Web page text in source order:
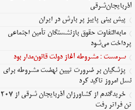
مرزهای اربعینی
تهران کوتاه نیامد، واشنگتن عقب نشست؛
روایت نیویورک‌تایمز از فرسایش گزینه‌های
آمریکا
مراسم عزاداری اربعین حسینی در کربلای
معلی/تصویری
آذربایجان‌شرقی
پیش‌ بینی پاییز پر بارش در ایران
مابه‌التفاوت حقوق بازنشستگان تأمین اجتماعی
پرداخت می‌شود
سرمست : مشروطه آغاز دولت قانون‌مدار بود
پزشکیان بر ضرورت تبیین نهضت مشروطه برای
نسل امروز تاکید کرد
خریدگندم از کشاورزان آذربایجان شرقی از 207
تن فراتر رفت